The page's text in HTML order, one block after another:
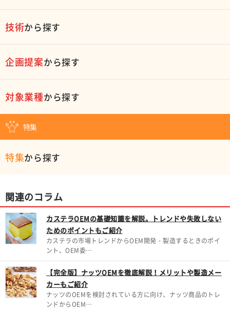
技術から探す
企画提案から探す
対象業種から探す
特集
特集から探す
関連のコラム
カステラOEMの基礎知識を解説。トレンドや失敗しない
ためのポイントもご紹介
カステラの市場トレンドからOEM開発・製造するときのポイ
ント、OEM委…
【完全版】ナッツOEMを徹底解説！メリットや製造メー
カーもご紹介
ナッツのOEMを検討されている方に向け、ナッツ商品のトレ
ンドからOEM…